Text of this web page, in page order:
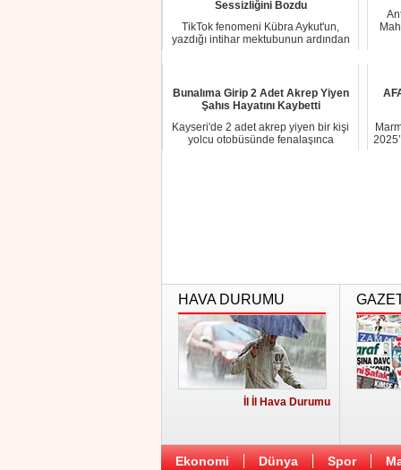
Sessizliğini Bozdu
TikTok fenomeni Kübra Aykut'un,
yazdığı intihar mektubunun ardından
Bunalıma Girip 2 Adet Akrep Yiyen
Şahıs Hayatını Kaybetti
Kayseri'de 2 adet akrep yiyen bir kişi
yolcu otobüsünde fenalaşınca
HAVA DURUMU
İl İl Hava Durumu
Ekonomi Dünya Spor